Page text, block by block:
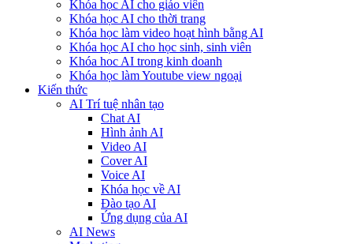
Khóa học AI cho giáo viên
Khóa học AI cho thời trang
Khóa học làm video hoạt hình bằng AI
Khóa học AI cho học sinh, sinh viên
Khóa hoc AI trong kinh doanh
Khóa học làm Youtube view ngoại
Kiến thức
AI Trí tuệ nhân tạo
Chat AI
Hình ảnh AI
Video AI
Cover AI
Voice AI
Khóa học về AI
Đào tạo AI
Ứng dụng của AI
AI News